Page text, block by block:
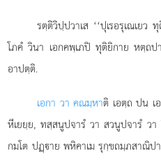
รตฺติวิปฺปวาเส ‘‘ปุเรอรุเณเย
โภคํ วินา เอกคพฺเภปิ ทุติยิกาย หตฺถป
อาปตฺติ.
เอกา วา คณมฺหาติ เอตฺถ ปน
หีเยยฺย, ทสฺสนูปจารํ วา สวนูปจารํ ว
กมโต ปฏฺาย พหิคาเม รุกฺขถมฺภสาณิ